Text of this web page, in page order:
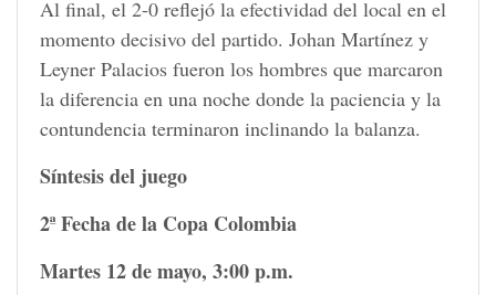
Al final, el 2-0 reflejó la efectividad del local en el
momento decisivo del partido. Johan Martínez y
Leyner Palacios fueron los hombres que marcaron
la diferencia en una noche donde la paciencia y la
contundencia terminaron inclinando la balanza.
Síntesis del juego
2ª Fecha de la Copa Colombia
Martes 12 de mayo, 3:00 p.m.